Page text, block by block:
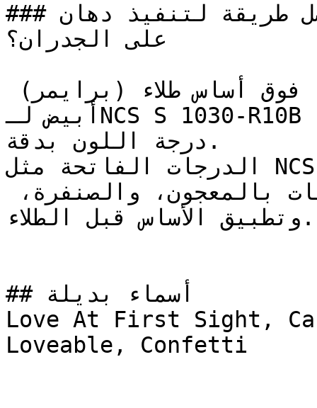
### ما هي أفضل طريقة لتنفيذ دهان NCS S 1030-R10B
على الجدران؟
أبيض لـNCS S 1030-R10B لضمان تغطية متساوية وإبراز
درجة اللون بدقة.
الدرجات الفاتحة مثل NCS S 1030-R10B تتطلب تجهيزاً
وتطبيق الأساس قبل الطلاء.
## أسماء بديلة
Love At First Sight,
Loveable, Confetti